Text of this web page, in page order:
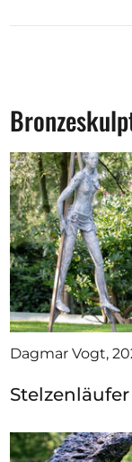
Dagmar Vogt,
Stelzenläufer